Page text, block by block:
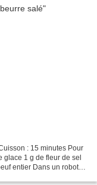
: 15 minutes Pour
glace 1 g de fleur de sel
entier Dans un robot